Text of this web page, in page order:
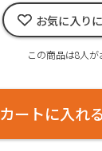
お気に入り
この商品は8人が
カートに入れる